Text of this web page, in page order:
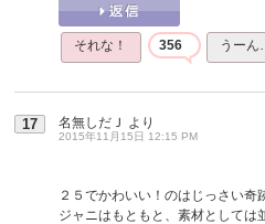
それな！ 356 うー
17 名無しだＪ より
2015年11月15日 12:15 PM
２５でかわいい！のはじっさい奇
ジャニはもともと、素材としては